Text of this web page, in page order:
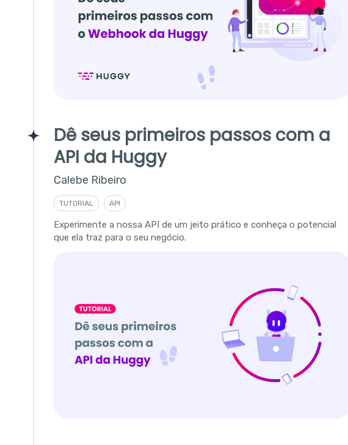
Dê seus primeiros passos com a
API da Huggy
Calebe Ribeiro
TUTORIAL API
Experimente a nossa API de um jeito prático e conheça o potencial
que ela traz para o seu negócio.